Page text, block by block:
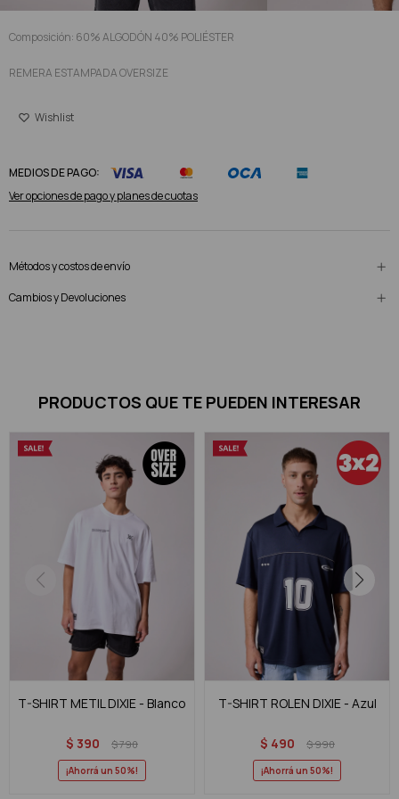
Composición: 60% ALGODÓN 40% POLIÉSTER
REMERA ESTAMPADA OVERSIZE
MEDIOS DE PAGO:
Ver opciones de pago y planes de cuotas
Métodos y costos de envío
Cambios y Devoluciones
PRODUCTOS QUE TE PUEDEN INTERESAR
T-SHIRT METIL DIXIE - Blanco
$ 390 $790
50
T-SHIRT ROLEN DIXIE - Azul
$ 490 $990
50